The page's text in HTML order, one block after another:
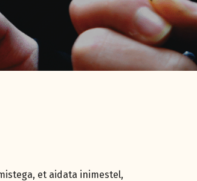
et aidata inimestel,